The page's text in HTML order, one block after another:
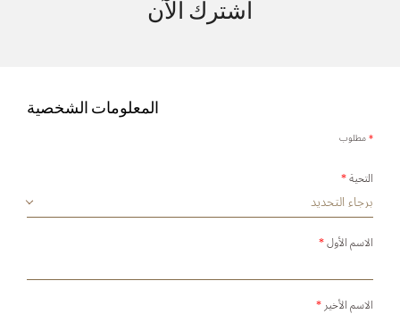
اشترك الآن
المعلومات الشخصية
*مطلوب
التحية*
الاسم الأول*
الاسم الأخير*